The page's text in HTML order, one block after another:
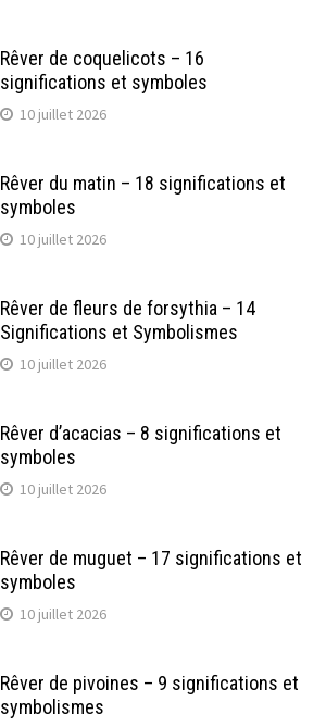
Rêver de coquelicots – 16
significations et symboles
10 juillet 2026
Rêver du matin – 18 significations et
symboles
10 juillet 2026
Rêver de fleurs de forsythia – 14
Significations et Symbolismes
10 juillet 2026
Rêver d’acacias – 8 significations et
symboles
10 juillet 2026
Rêver de muguet – 17 significations et
symboles
10 juillet 2026
Rêver de pivoines – 9 significations et
symbolismes